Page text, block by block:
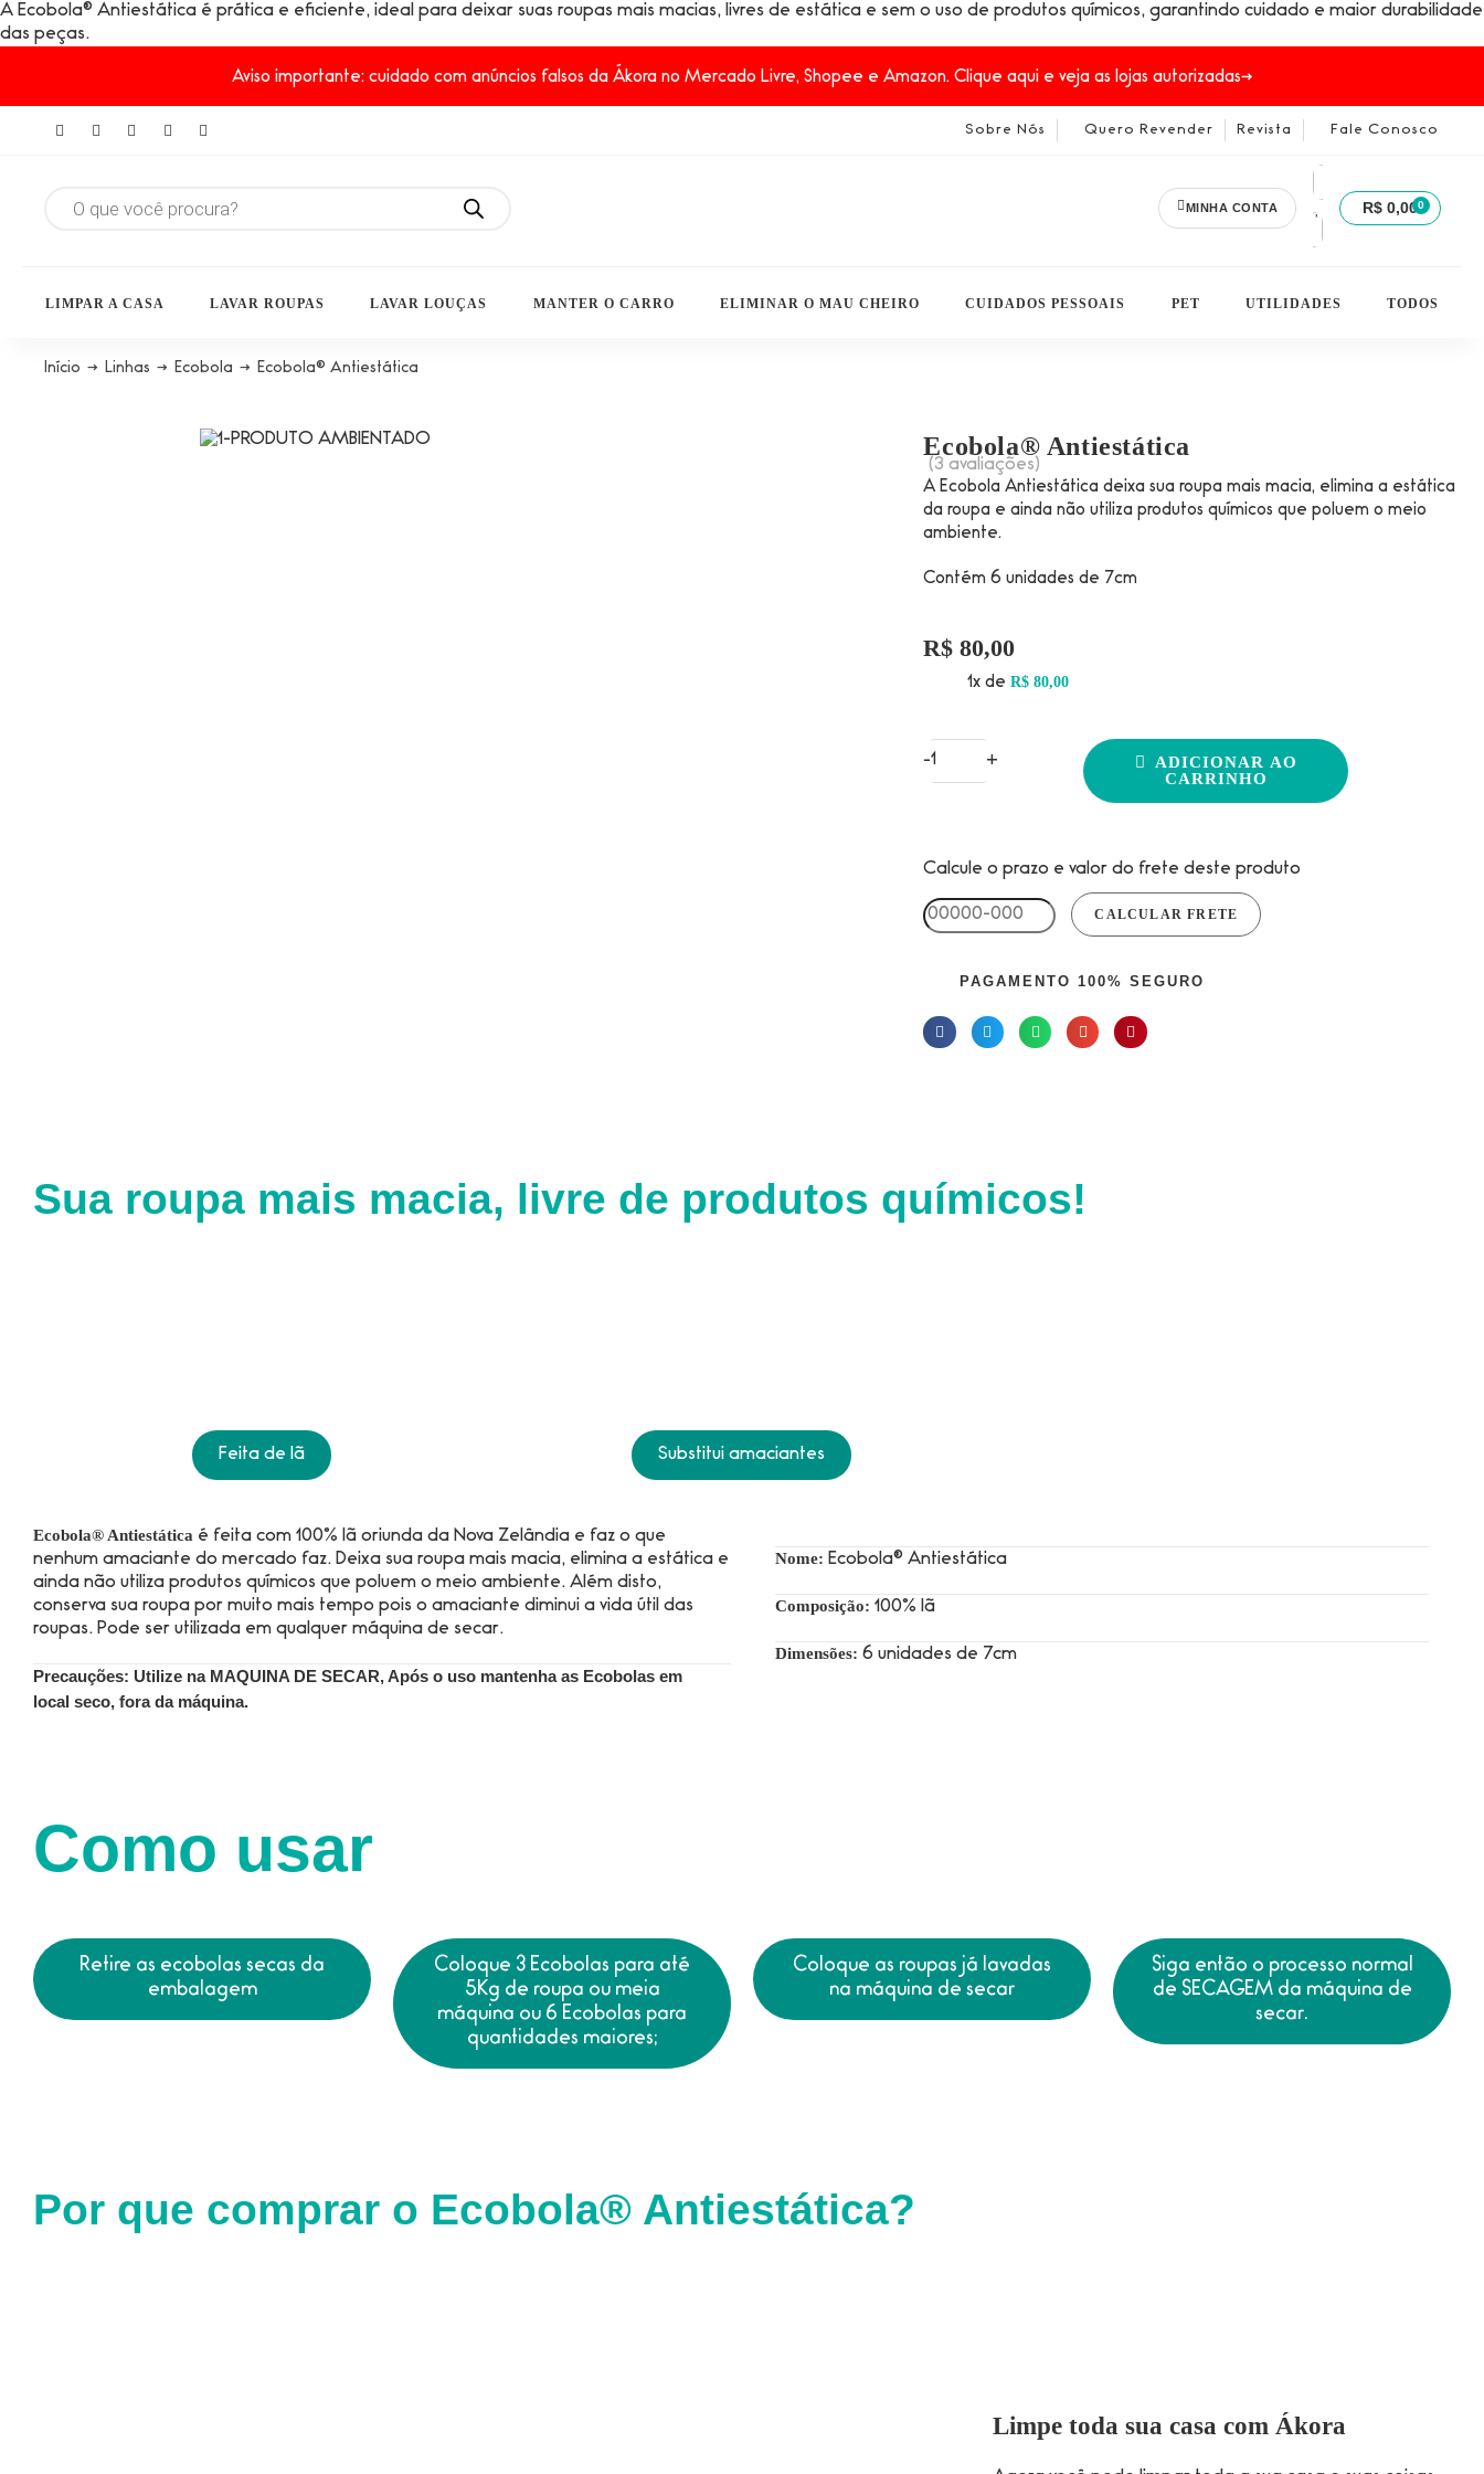
A Ecobola® Antiestática é prática e eficiente, ideal para deixar suas roupas mais macias, livres de estática e sem o uso de produtos químicos, garantindo cuidado e maior durabilidade
das peças.
Aviso importante: cuidado com anúncios falsos da Ákora no Mercado Livre, Shopee e Amazon. Clique aqui e veja as lojas autorizadas→
Sobre Nós Quero Revender Revista Fale Conosco
MINHA CONTA R$ 0,000
LIMPAR A CASA LAVAR ROUPAS LAVAR LOUÇAS MANTER O CARRO ELIMINAR O MAU CHEIRO CUIDADOS PESSOAIS PET UTILIDADES TODOS
Início → Linhas → Ecobola → Ecobola® Antiestática
Ecobola® Antiestática
(3 avaliações)
A Ecobola Antiestática deixa sua roupa mais macia, elimina a estática
da roupa e ainda não utiliza produtos químicos que poluem o meio
ambiente.
Contém 6 unidades de 7cm
R$ 80,00
1x deR$ 80,00
- +
ADICIONAR AO
CARRINHO
Calcule o prazo e valor do frete deste produto
PAGAMENTO 100% SEGURO
Sua roupa mais macia, livre de produtos químicos!
Feita de lã Substitui amaciantes
Ecobola® Antiestática é feita com 100% lã oriunda da Nova Zelândia e faz o que
nenhum amaciante do mercado faz. Deixa sua roupa mais macia, elimina a estática e
ainda não utiliza produtos químicos que poluem o meio ambiente. Além disto,
conserva sua roupa por muito mais tempo pois o amaciante diminui a vida útil das
roupas. Pode ser utilizada em qualquer máquina de secar.
Precauções: Utilize na MAQUINA DE SECAR, Após o uso mantenha as Ecobolas em
local seco, fora da máquina.
Nome: Ecobola® Antiestática
Composição: 100% lã
Dimensões: 6 unidades de 7cm
Como usar
Retire as ecobolas secas da
embalagem
Coloque 3 Ecobolas para até
5Kg de roupa ou meia
máquina ou 6 Ecobolas para
quantidades maiores;
Coloque as roupas já lavadas
na máquina de secar
Siga então o processo normal
de SECAGEM da máquina de
secar.
Por que comprar o Ecobola® Antiestática?
Limpe toda sua casa com Ákora